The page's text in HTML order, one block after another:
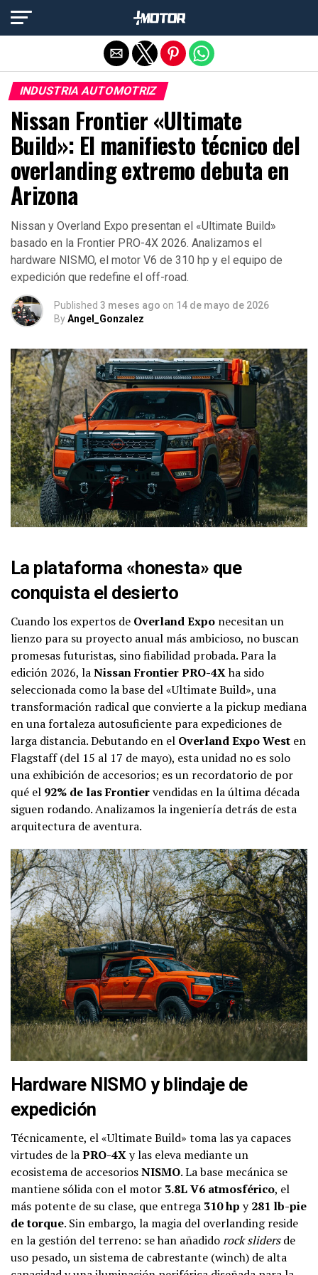
INDUSTRIA AUTOMOTRIZ
Nissan Frontier «Ultimate
Build»: El manifiesto técnico del
overlanding extremo debuta en
Arizona
Nissan y Overland Expo presentan el «Ultimate Build»
basado en la Frontier PRO-4X 2026. Analizamos el
hardware NISMO, el motor V6 de 310 hp y el equipo de
expedición que redefine el off-road.
Published 3 meses ago on 14 de mayo de 2026
ByAngel_Gonzalez
La plataforma «honesta» que
conquista el desierto
Cuando los expertos de Overland Expo necesitan un
lienzo para su proyecto anual más ambicioso, no buscan
promesas futuristas, sino fiabilidad probada. Para la
edición 2026, laNissan Frontier PRO-4Xha sido
seleccionada como la base del «Ultimate Build», una
transformación radical que convierte a la pickup mediana
en una fortaleza autosuficiente para expediciones de
larga distancia. Debutando en el Overland Expo West en
Flagstaff (del 15 al 17 de mayo), esta unidad no es solo
una exhibición de accesorios; es un recordatorio de por
qué el 92% de las Frontiervendidas en la última década
siguen rodando. Analizamos la ingeniería detrás de esta
arquitectura de aventura.
Hardware NISMO y blindaje de
expedición
Técnicamente, el «Ultimate Build» toma las ya capaces
virtudes de laPRO-4Xy las eleva mediante un
ecosistema de accesoriosNISMO. La base mecánica se
mantiene sólida con el motor 3.8L V6 atmosférico, el
más potente de su clase, que entrega 310 hp y281 lb-pie
de torque. Sin embargo, la magia del overlanding reside
en la gestión del terreno: se han añadidorock slidersde
uso pesado, un sistema de cabrestante (winch) de alta
Salir de la versión móvil